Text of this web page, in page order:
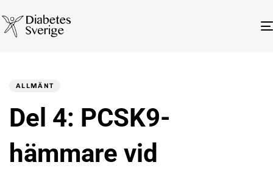
ALLMÄNT
Del 4: PCSK9-
hämmare vid